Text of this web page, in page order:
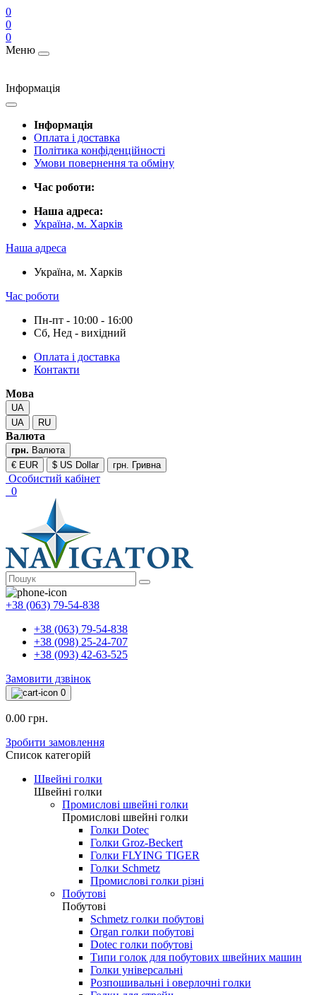
0
0
0
Меню
Інформація
Інформація
Оплата і доставка
Політика конфіденційності
Умови повернення та обміну
Час роботи:
Наша адреса:
Україна, м. Харків
Наша адреса
Україна, м. Харків
Час роботи
Пн-пт - 10:00 - 16:00
Сб, Нед - вихідний
Оплата і доставка
Контакти
Мова
UA
UA
RU
Валюта
грн. Валюта
€ EUR
$ US Dollar грн. Гривна
Особистий кабінет
0
+38 (063) 79-54-838
+38 (063) 79-54-838
+38 (098) 25-24-707
+38 (093) 42-63-525
Замовити дзвінок
0
0.00 грн.
Зробити замовлення
Список категорій
Швейні голки
Швейні голки
Промислові швейні голки
Промислові швейні голки
Голки Dotec
Голки Groz-Beckert
Голки FLYING TIGER
Голки Schmetz
Промислові голки різні
Побутові
Побутові
Schmetz голки побутові
Organ голки побутові
Dotec голки побутові
Типи голок для побутових швейних машин
Голки універсальні
Розпошивальні і оверлочні голки